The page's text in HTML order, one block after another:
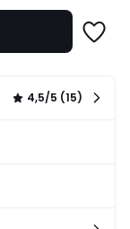
liste
4,5/5 (15)